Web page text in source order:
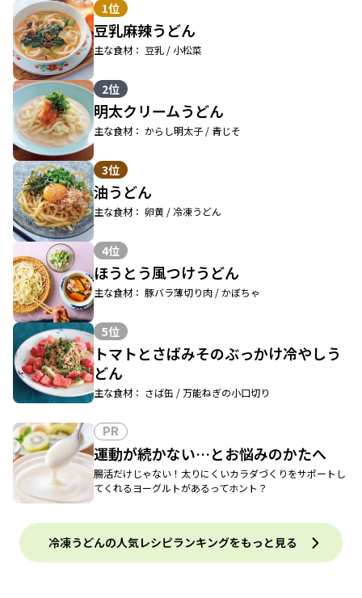
1位
豆乳麻辣うどん
主な食材： 豆乳 / 小松菜
2位
明太クリームうどん
主な食材： からし明太子 / 青じそ
3位
油うどん
主な食材： 卵黄 / 冷凍うどん
4位
ほうとう風つけうどん
主な食材： 豚バラ薄切り肉 / かぼちゃ
5位
トマトとさばみそのぶっかけ冷やしう
どん
主な食材： さば缶 / 万能ねぎの小口切り
PR
運動が続かない…とお悩みのかたへ
腸活だけじゃない！太りにくいカラダづくりをサポートし
てくれるヨーグルトがあるってホント？
冷凍うどんの人気レシピランキングをもっと見る